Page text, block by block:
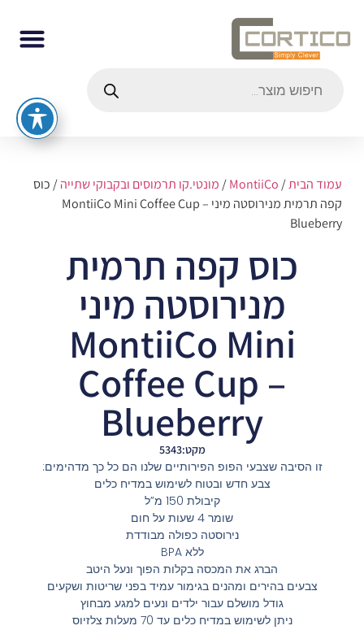
עמוד הבית/
MontiiCo
/מונטי.קו תרמוסים ובקבוקי שתייה/ כוס
קפה תרמית מנירוסטה מיני MontiiCo Mini Coffee Cup –
Blueberry
כוס קפה תרמית
מנירוסטה מיני
MontiiCo Mini
Coffee Cup –
Blueberry
מקט:5343
זו הסיבה שצבעי הפופ הפירותיים שלנו הם כל כך מדהימים:
צבע חדש ובטוח לשימוש במדיח כלים
קיבולת 150 מ”ל
שומר 4 שעות על חום
נירוסטה כפולה מבודדת
ללא BPA
הברג את המכסה בקלות הפוך ונעל היטב
צבעים בהירים ומהנים בגימור עמיד בפני שריטות ושקעים
גודל מושלם עבור ילדים ונעים למגע מבחוץ
ניתן לשימוש במדיח כלים עד 70 מעלות צלזיוס